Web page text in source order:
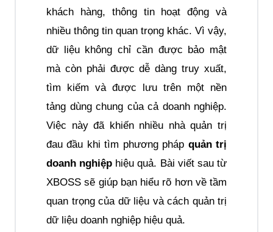
khách hàng, thông tin hoạt động và
nhiều thông tin quan trọng khác. Vì vậy,
dữ liệu không chỉ cần được bảo mật
mà còn phải được dễ dàng truy xuất,
tìm kiếm và được lưu trên một nền
tảng dùng chung của cả doanh nghiệp.
Việc này đã khiến nhiều nhà quản trị
đau đầu khi tìm phương pháp quản trị
doanh nghiệp hiệu quả. Bài viết sau từ
XBOSS sẽ giúp bạn hiểu rõ hơn về tầm
quan trọng của dữ liệu và cách quản trị
dữ liệu doanh nghiệp hiệu quả.